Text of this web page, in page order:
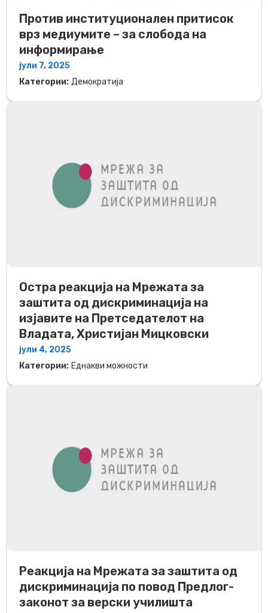
Против институционален притисок
врз медиумите – за слобода на
информирање
јули 7, 2025
Категории: Демократија
Остра реакција на Мрежата за
заштита од дискриминација на
изјавите на Претседателот на
Владата, Христијан Мицковски
јули 4, 2025
Категории: Еднакви можности
Реакција на Мрежата за заштита од
дискриминација по повод Предлог-
законот за верски училишта